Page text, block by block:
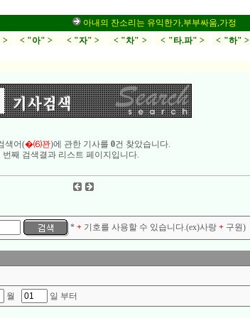
아내의 잔소리는 유익한가,부부싸움,가정
> < "아" > < "자" > < "차" > < "타.파" > < "하" >
색어(�⑹꽌)에 관한 기사를 0건 찾았습니다.
번째 검색결과 리스트 페이지입니다.
* + 기호를 사용할 수 있습니다.(ex)사랑 + 구원)
월 일 부터